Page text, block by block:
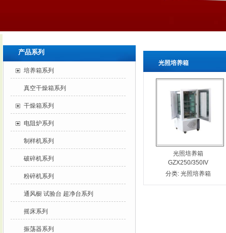
光照培养箱
光照培养箱
GZX250/350IV
分类: 光照培养箱
产品系列
培养箱系列
真空干燥箱系列
干燥箱系列
电阻炉系列
制样机系列
破碎机系列
粉碎机系列
通风橱 试验台 超净台系列
摇床系列
振荡器系列